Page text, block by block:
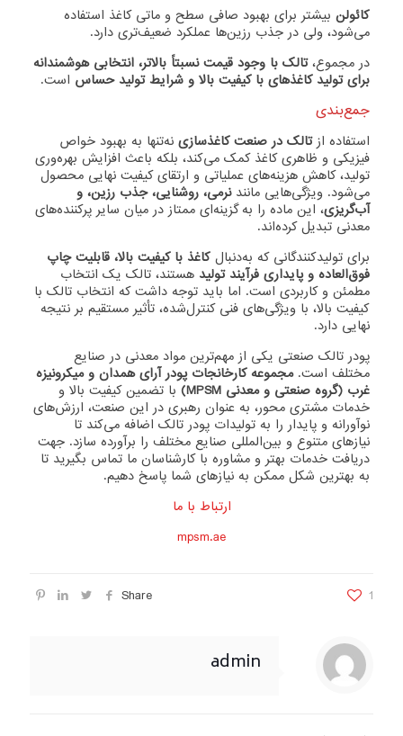
کائولنبیشتر برای بهبود صافی سطح و ماتی کاغذ استفاده
می‌شود، ولی در جذب رزین‌ها عملکرد ضعیف‌تری دارد.
در مجموع،تالک با وجود قیمت نسبتاً بالاتر، انتخابی هوشمندانه
برای تولید کاغذهای با کیفیت بالا و شرایط تولید حساس است.
جمع‌بندی
استفاده ازتالک در صنعت کاغذسازینه‌تنها به بهبود خواص
فیزیکی و ظاهری کاغذ کمک می‌کند، بلکه باعث افزایش بهره‌وری
تولید، کاهش هزینه‌های عملیاتی و ارتقای کیفیت نهایی محصول
می‌شود. ویژگی‌هایی مانندنرمی، روشنایی، جذب رزین، و
آب‌گریزی، این ماده را به گزینه‌ای ممتاز در میان سایر پرکننده‌های
معدنی تبدیل کرده‌اند.
برای تولیدکنندگانی که به‌دنبال کاغذ با کیفیت بالا، قابلیت چاپ
فوق‌العاده و پایداری فرآیند تولید هستند، تالک یک انتخاب
مطمئن و کاربردی است. اما باید توجه داشت که انتخاب تالک با
کیفیت بالا، با ویژگی‌های فنی کنترل‌شده، تأثیر مستقیم بر نتیجه
نهایی دارد.
پودر تالک صنعتی یکی از مهم‌ترین مواد معدنی در صنایع
مختلف است.مجموعه کارخانجات پودر آرای همدان و میکرونیزه
غرب (گروه صنعتی و معدنی MPSM)
با تضمین کیفیت بالا و
خدمات مشتری محور، به عنوان رهبری در این صنعت، ارزش‌های
نوآورانه و پایدار را به تولیدات پودر تالک اضافه می‌کند تا
نیازهای متنوع و بین‌المللی صنایع مختلف را برآورده سازد. جهت
دریافت خدمات بهتر و مشاوره با کارشناسان ما تماس بگیرید تا
به بهترین شکل ممکن به نیازهای شما پاسخ دهیم.
ارتباط با ما
mpsm.ae
Share 1
admin